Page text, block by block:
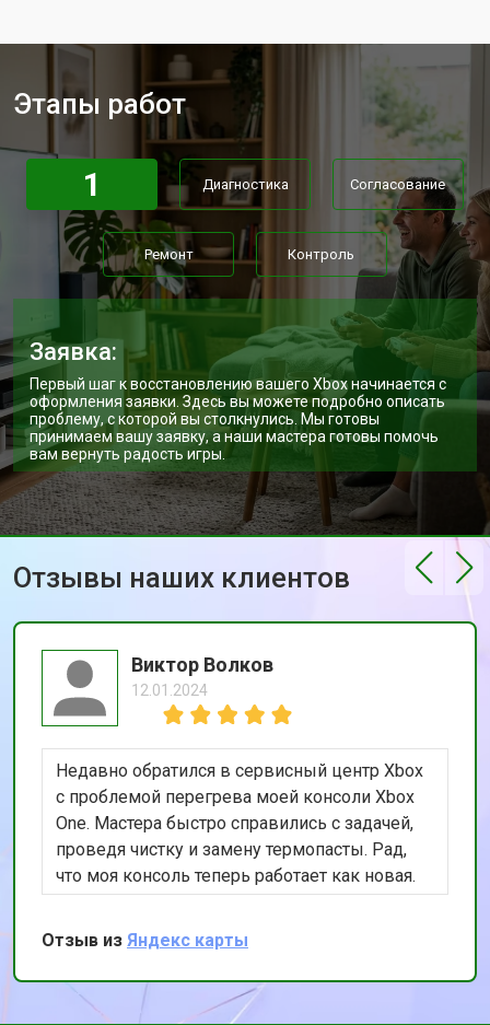
Замена блока питания Заказать
Ремонт Blu-Ray игровой приставки
от 750 ₽ Заказать
Этапы работ
1 Диагностика Согласование
Ремонт Контроль
Заявка:
Первый шаг к восстановлению вашего Xbox начинается с
оформления заявки. Здесь вы можете подробно описать
проблему, с которой вы столкнулись. Мы готовы
принимаем вашу заявку, а наши мастера готовы помочь
вам вернуть радость игры.
Отзывы наших клиентов
Виктор Волков
12.01.2024
Недавно обратился в сервисный центр Xbox
с проблемой перегрева моей консоли Xbox
One. Мастера быстро справились с задачей,
проведя чистку и замену термопасты. Рад,
что моя консоль теперь работает как новая.
Спасибо за качественный и оперативный
Отзыв из Яндекс карты